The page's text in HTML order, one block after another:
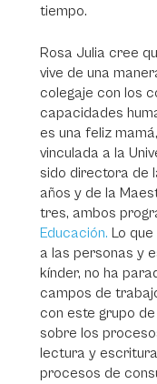
tiempo.
Rosa Julia cree
vive de una
colegaje con los
capacidades
es una feliz
vinculada a la
sido directora de
años y de la
tres, ambos
Educación. Lo
a las personas y
kínder, no ha
campos de
con este grupo
sobre los
lectura y
procesos de